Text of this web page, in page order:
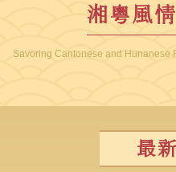
湘粵風
Savoring Cantonese and Hunanese
最